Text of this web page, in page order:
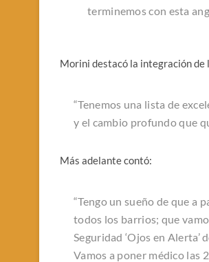
terminemos con esta
Morini destacó la integración de
“Tenemos una lista de
y el cambio profundo que
Más adelante contó:
“Tengo un sueño de que a
todos los barrios; que
Seguridad ‘Ojos en
Vamos a poner médico las